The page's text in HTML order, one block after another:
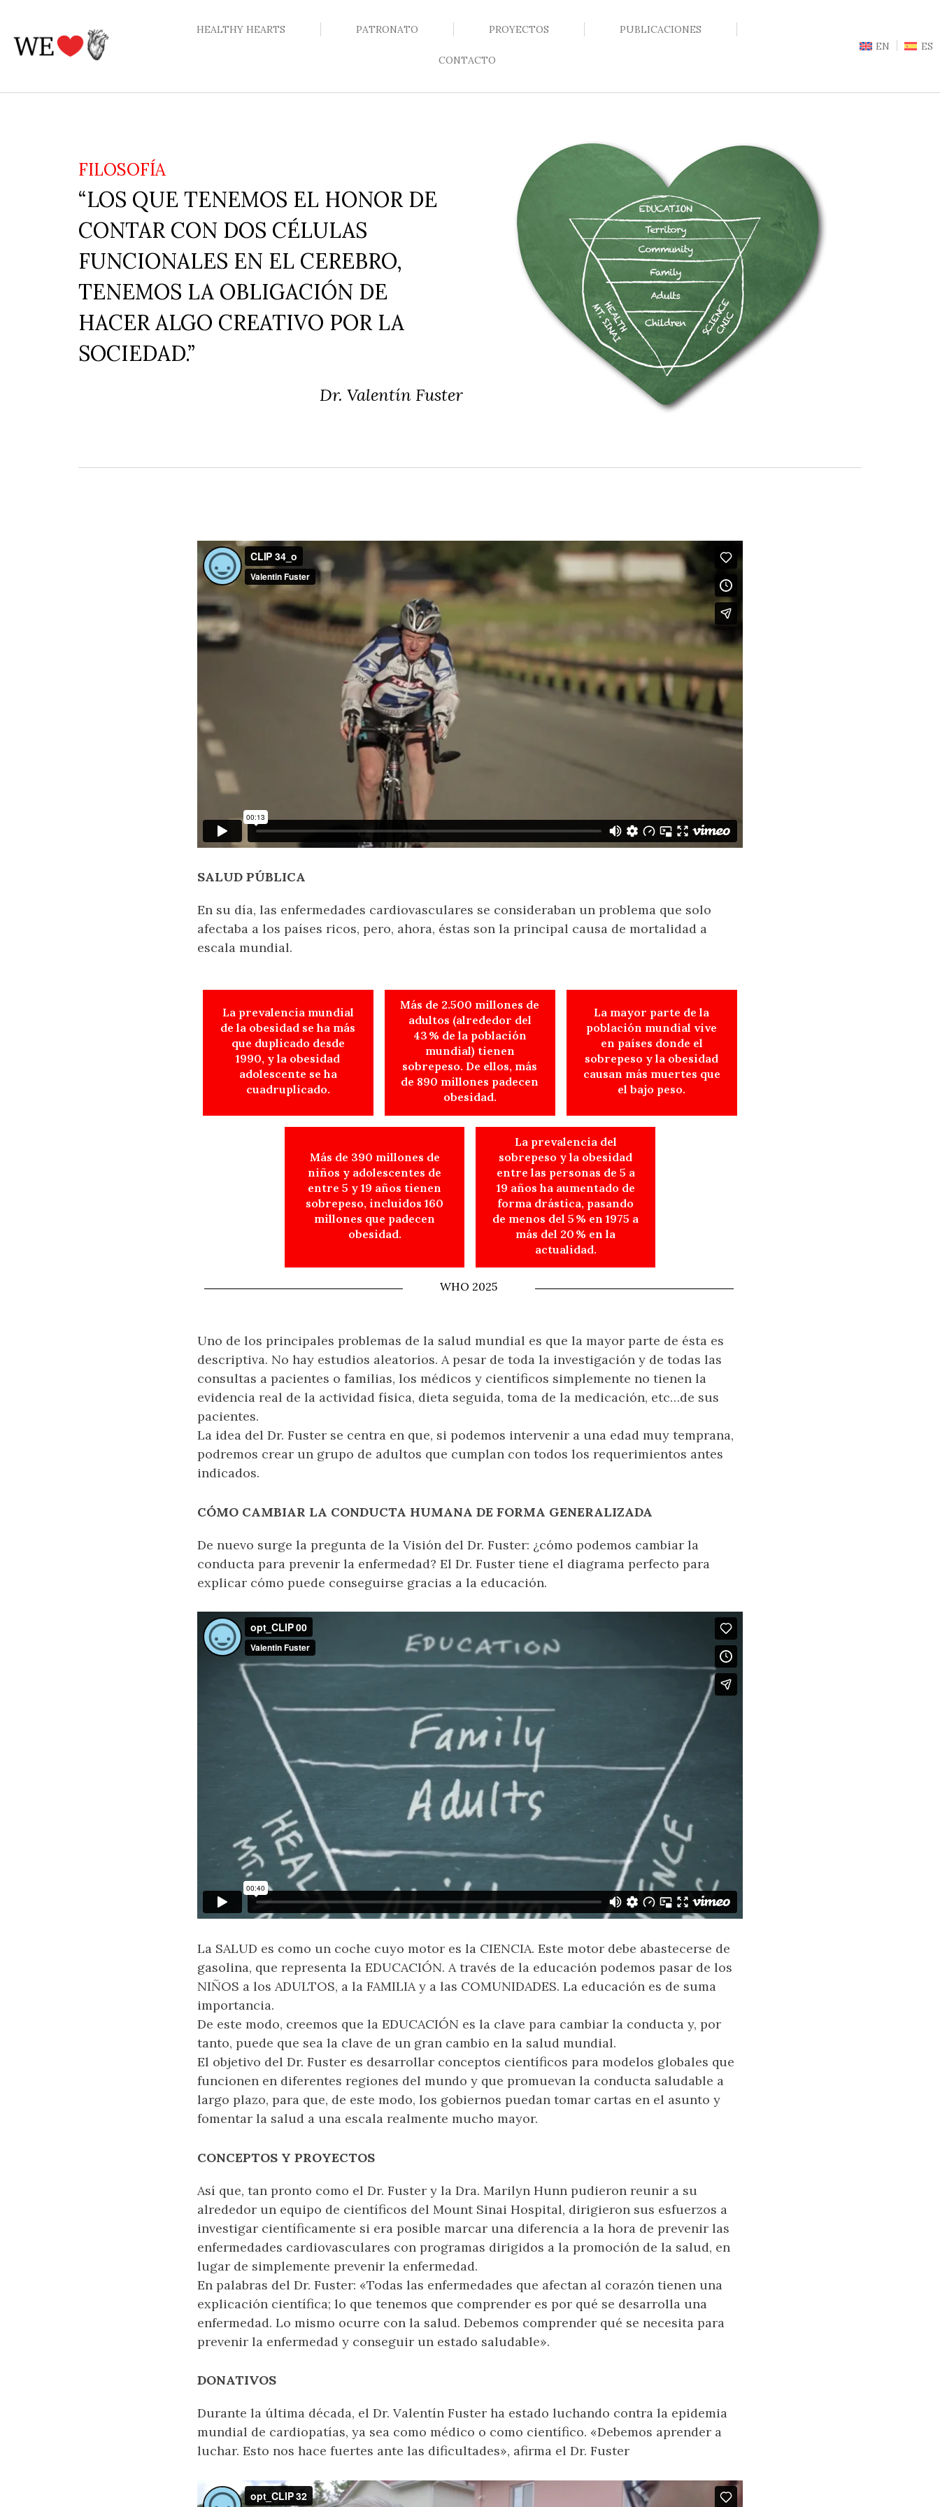
contenido
HEALTHY HEARTS PATRONATO PROYECTOS PUBLICACIONES
CONTACTO
EN ES
FILOSOFÍA
“LOS QUE TENEMOS EL HONOR DE
CONTAR CON DOS CÉLULAS
FUNCIONALES EN EL CEREBRO,
TENEMOS LA OBLIGACIÓN DE
HACER ALGO CREATIVO POR LA
SOCIEDAD.”
Dr. Valentín Fuster
SALUD PÚBLICA
En su día, las enfermedades cardiovasculares se consideraban un problema que solo
afectaba a los países ricos, pero, ahora, éstas son la principal causa de mortalidad a
escala mundial.
La prevalencia mundial
de la obesidad se ha más
que duplicado desde
1990, y la obesidad
adolescente se ha
cuadruplicado.
Más de 2.500 millones de
adultos (alrededor del
43 % de la población
mundial) tienen
sobrepeso. De ellos, más
de 890 millones padecen
obesidad.
La mayor parte de la
población mundial vive
en países donde el
sobrepeso y la obesidad
causan más muertes que
el bajo peso.
Más de 390 millones de
niños y adolescentes de
entre 5 y 19 años tienen
sobrepeso, incluidos 160
millones que padecen
obesidad.
La prevalencia del
sobrepeso y la obesidad
entre las personas de 5 a
19 años ha aumentado de
forma drástica, pasando
de menos del 5 % en 1975 a
más del 20 % en la
actualidad.
WHO 2025
Uno de los principales problemas de la salud mundial es que la mayor parte de ésta es
descriptiva. No hay estudios aleatorios. A pesar de toda la investigación y de todas las
consultas a pacientes o familias, los médicos y científicos simplemente no tienen la
evidencia real de la actividad física, dieta seguida, toma de la medicación, etc…de sus
pacientes.
La idea del Dr. Fuster se centra en que, si podemos intervenir a una edad muy temprana,
podremos crear un grupo de adultos que cumplan con todos los requerimientos antes
indicados.
CÓMO CAMBIAR LA CONDUCTA HUMANA DE FORMA GENERALIZADA
De nuevo surge la pregunta de la Visión del Dr. Fuster: ¿cómo podemos cambiar la
conducta para prevenir la enfermedad? El Dr. Fuster tiene el diagrama perfecto para
explicar cómo puede conseguirse gracias a la educación.
La SALUD es como un coche cuyo motor es la CIENCIA. Este motor debe abastecerse de
gasolina, que representa la EDUCACIÓN. A través de la educación podemos pasar de los
NIÑOS a los ADULTOS, a la FAMILIA y a las COMUNIDADES. La educación es de suma
importancia.
De este modo, creemos que la EDUCACIÓN es la clave para cambiar la conducta y, por
tanto, puede que sea la clave de un gran cambio en la salud mundial.
El objetivo del Dr. Fuster es desarrollar conceptos científicos para modelos globales que
funcionen en diferentes regiones del mundo y que promuevan la conducta saludable a
largo plazo, para que, de este modo, los gobiernos puedan tomar cartas en el asunto y
fomentar la salud a una escala realmente mucho mayor.
CONCEPTOS Y PROYECTOS
Así que, tan pronto como el Dr. Fuster y la Dra. Marilyn Hunn pudieron reunir a su
alrededor un equipo de científicos del Mount Sinai Hospital, dirigieron sus esfuerzos a
investigar científicamente si era posible marcar una diferencia a la hora de prevenir las
enfermedades cardiovasculares con programas dirigidos a la promoción de la salud, en
lugar de simplemente prevenir la enfermedad.
En palabras del Dr. Fuster: «Todas las enfermedades que afectan al corazón tienen una
explicación científica; lo que tenemos que comprender es por qué se desarrolla una
enfermedad. Lo mismo ocurre con la salud. Debemos comprender qué se necesita para
prevenir la enfermedad y conseguir un estado saludable».
DONATIVOS
Durante la última década, el Dr. Valentín Fuster ha estado luchando contra la epidemia
mundial de cardiopatías, ya sea como médico o como científico. «Debemos aprender a
luchar. Esto nos hace fuertes ante las dificultades», afirma el Dr. Fuster